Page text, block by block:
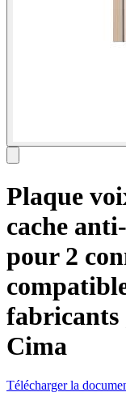
Plaque
cache
pour 2
fabricants
Cima
Télécharger la